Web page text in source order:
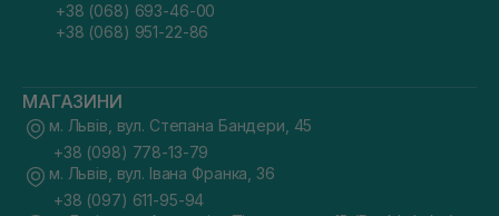
+38 (068) 693-46-00
+38 (068) 951-22-86
МАГАЗИНИ
м. Львів, вул. Степана Бандери, 45
+38 (098) 778-13-79
м. Львів, вул. Івана Франка, 36
+38 (097) 611-95-94